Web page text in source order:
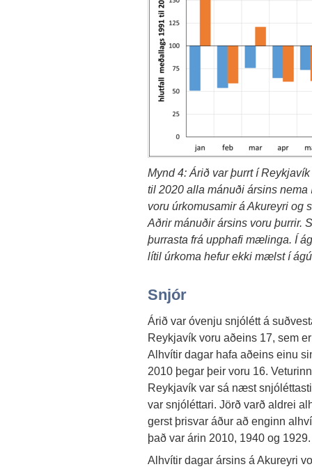
Mynd 4: Árið var þurrt í
til 2020 alla mánuði ársins nema
voru úrkomusamir á Akureyri og
Aðrir mánuðir ársins voru þurrir.
þurrasta frá upphafi mælinga. Í
lítil úrkoma hefur ekki mælst í
Snjór
Árið var óvenju snjólétt á
Reykjavík voru aðeins 17, sem
Alhvítir dagar hafa aðeins einu
2010 þegar þeir voru 16.
Reykjavík var sá næst
var snjóléttari. Jörð varð aldrei
gerst þrisvar áður að enginn
það var árin 2010, 1940 og 1929.
Alhvítir dagar ársins á Akureyri